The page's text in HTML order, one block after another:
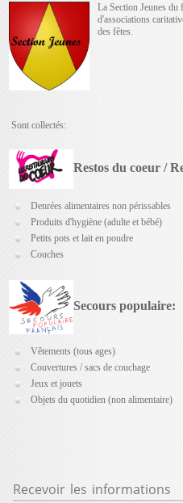
La Section Jeunes du
d'associations
des fêtes.
Sont collectés:
Restos du coeur /
Denrées alimentaires non périssables
Produits d'hygiène (adulte et bébé)
Petits pots et lait en poudre
Couches
Secours populaire:
Vêtements (tous ages)
Couvertures / sacs de couchage
Jeux et jouets
Objets du quotidien (non alimentaire)
Recevoirles informations